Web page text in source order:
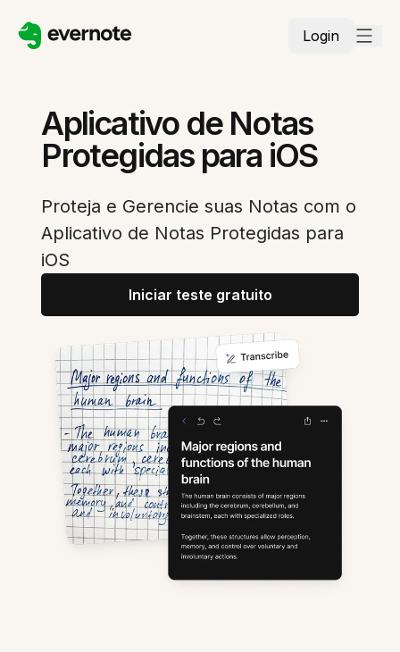
Login
Aplicativo de Notas
Protegidas para iOS
Proteja e Gerencie suas Notas com o
Aplicativo de Notas Protegidas para
iOS
Iniciar teste gratuito